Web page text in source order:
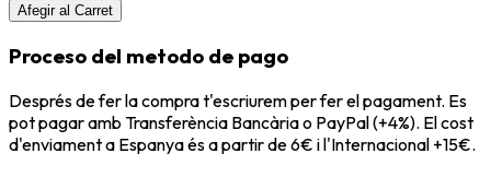
Afegir al Carret
Proceso del metodo de pago
Després de fer la compra t'escriurem per fer el pagament. Es
pot pagar amb Transferència Bancària o PayPal (+4%). El cost
d'enviament a Espanya és a partir de 6€ i l'Internacional +15€.